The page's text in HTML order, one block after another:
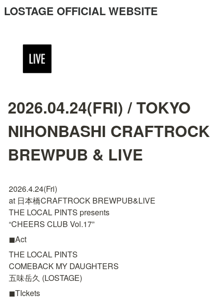
LOSTAGE OFFICIAL WEBSITE
2026.04.24(FRI) / TOKYO
NIHONBASHI CRAFTROCK
BREWPUB & LIVE
2026.4.24(Fri)
at 日本橋CRAFTROCK BREWPUB&LIVE
THE LOCAL PINTS presents
“CHEERS CLUB Vol.17”
◼Act
THE LOCAL PINTS
COMEBACK MY DAUGHTERS
五味岳久 (LOSTAGE)
◼TIckets